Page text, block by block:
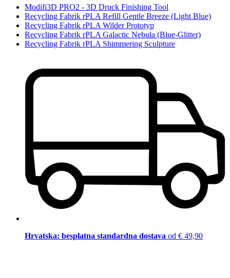
Modifi3D PRO2 - 3D Druck Finishing Tool
Recycling Fabrik rPLA Refill Gentle Breeze (Light Blue)
Recycling Fabrik rPLA Wilder Prototyp
Recycling Fabrik rPLA Galactic Nebula (Blue-Glitter)
Recycling Fabrik rPLA Shimmering Sculpture
Hrvatska: besplatna standardna dostava od € 49,90